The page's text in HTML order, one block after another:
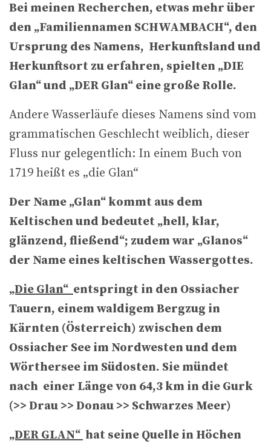
Bei meinen Recherchen, etwas mehr über
den „Familiennamen SCHWAMBACH“, den
Ursprung des Namens, Herkunftsland und
Herkunftsort zu erfahren, spielten „DIE
Glan“ und „DER Glan“ eine große Rolle.
Andere Wasserläufe dieses Namens sind vom
grammatischen Geschlecht weiblich, dieser
Fluss nur gelegentlich: In einem Buch von
1719 heißt es „die Glan“
Der Name „Glan“ kommt aus dem
Keltischen und bedeutet „hell, klar,
glänzend, fließend“; zudem war „Glanos“
der Name eines keltischen Wassergottes.
„Die Glan“entspringt in den Ossiacher
Tauern, einem waldigem Bergzug in
Kärnten (Österreich) zwischen dem
Ossiacher See im Nordwesten und dem
Wörthersee im Südosten. Sie mündet
nach einer Länge von 64,3 km in die Gurk
(>> Drau >> Donau >> Schwarzes Meer)
„DER GLAN“ hat seine Quelle in Höchen